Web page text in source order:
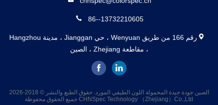
86--13732210605
رقم 166 من طريق Wenyuan ، حي Jianggan ، مدينة Hangzhou
، مقاطعة Zhejiang ، الصين
الصين جودة جيدة المحمولة اللون الطيفي المورد. حقوق الطبع والنشر © 2018-2026
CHNSpec Technology （Zhejiang）Co.,Ltd جميع الحقوق محفوظة